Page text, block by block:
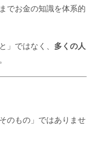
でお金の知識を体系的
」ではなく、 多くの人
のもの」ではありませ